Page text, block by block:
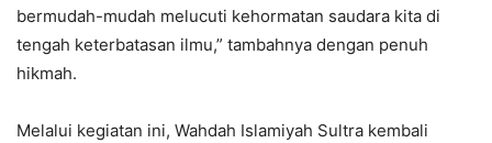
bermudah-mudah melucuti kehormatan saudara kita di
tengah keterbatasan ilmu,” tambahnya dengan penuh
hikmah.
Melalui kegiatan ini, Wahdah Islamiyah Sultra kembali